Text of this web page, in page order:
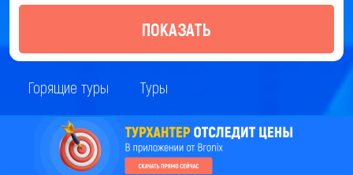
ПОКАЗАТЬ
Горящие туры Туры